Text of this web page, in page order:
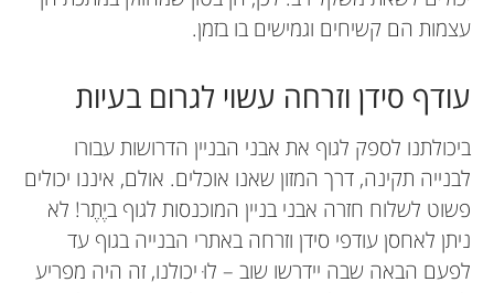
עצמות הם קשיחים וגמישים בו בזמן.
עודף סידן וזרחה עשוי לגרום בעיות
ביכולתנו לספק לגוף את אבני הבניין הדרושות עבורו
לבנייה תקינה, דרך המזון שאנו אוכלים. אולם, איננו יכולים
פשוט לשלוח חזרה אבני בניין המוכנסות לגוף ביֶתֶר! לא
ניתן לאחסן עודפי סידן וזרחה באתרי הבנייה בגוף עד
לפעם הבאה שבה יידרשו שוב – לוּ יכולנו, זה היה מפריע